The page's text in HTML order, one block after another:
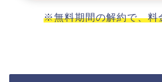
※無料期間の解約で、料